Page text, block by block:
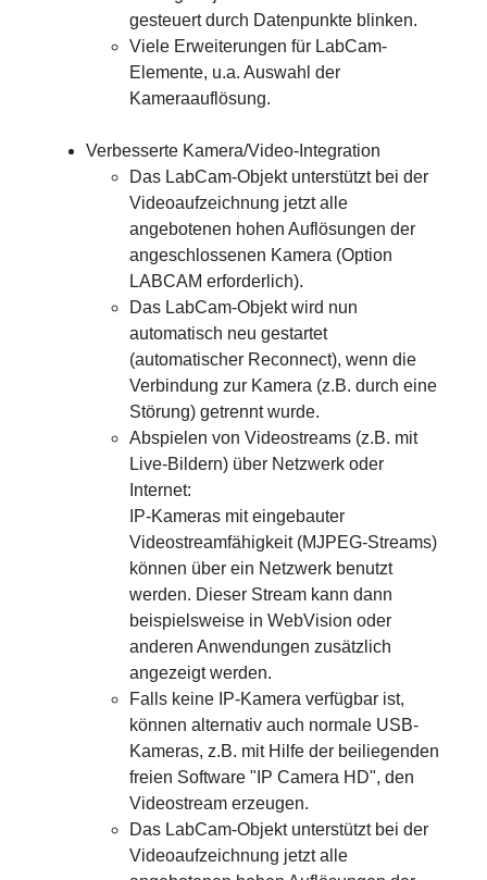
gesteuert durch Datenpunkte blinken.
Viele Erweiterungen für LabCam-
Elemente, u.a. Auswahl der
Kameraauflösung.
Verbesserte Kamera/Video-Integration
Das LabCam-Objekt unterstützt bei der
Videoaufzeichnung jetzt alle
angebotenen hohen Auflösungen der
angeschlossenen Kamera (Option
LABCAM erforderlich).
Das LabCam-Objekt wird nun
automatisch neu gestartet
(automatischer Reconnect), wenn die
Verbindung zur Kamera (z.B. durch eine
Störung) getrennt wurde.
Abspielen von Videostreams (z.B. mit
Live-Bildern) über Netzwerk oder
Internet:
IP-Kameras mit eingebauter
Videostreamfähigkeit (MJPEG-Streams)
können über ein Netzwerk benutzt
werden. Dieser Stream kann dann
beispielsweise in WebVision oder
anderen Anwendungen zusätzlich
angezeigt werden.
Falls keine IP-Kamera verfügbar ist,
können alternativ auch normale USB-
Kameras, z.B. mit Hilfe der beiliegenden
freien Software "IP Camera HD", den
Videostream erzeugen.
Das LabCam-Objekt unterstützt bei der
Videoaufzeichnung jetzt alle